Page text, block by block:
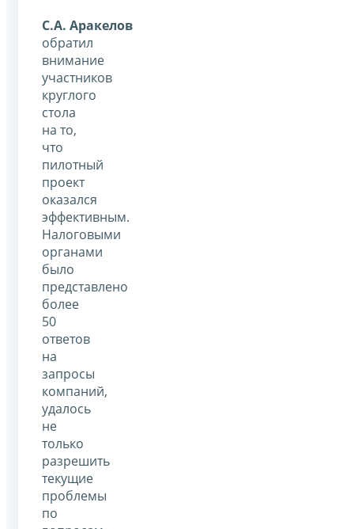
С.А. Аракелов
обратил
внимание
участников
круглого
стола
на то,
что
пилотный
проект
оказался
эффективным.
Налоговыми
органами
было
представлено
более
50
ответов
на
запросы
компаний,
удалось
не
только
разрешить
текущие
проблемы
по